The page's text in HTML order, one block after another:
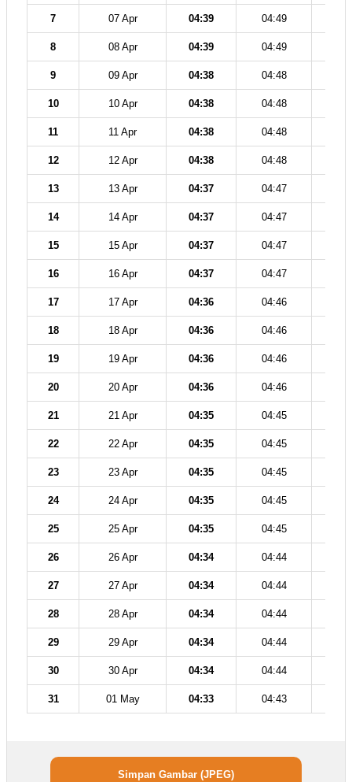
7 07 Apr 04:39 04:49
8 08 Apr 04:39 04:49
9 09 Apr 04:38 04:48
10 10 Apr 04:38 04:48
11 11 Apr 04:38 04:48
12 12 Apr 04:38 04:48
13 13 Apr 04:37 04:47
14 14 Apr 04:37 04:47
15 15 Apr 04:37 04:47
16 16 Apr 04:37 04:47
17 17 Apr 04:36 04:46
18 18 Apr 04:36 04:46
19 19 Apr 04:36 04:46
20 20 Apr 04:36 04:46
21 21 Apr 04:35 04:45
22 22 Apr 04:35 04:45
23 23 Apr 04:35 04:45
24 24 Apr 04:35 04:45
25 25 Apr 04:35 04:45
26 26 Apr 04:34 04:44
27 27 Apr 04:34 04:44
28 28 Apr 04:34 04:44
29 29 Apr 04:34 04:44
30 30 Apr 04:34 04:44
31 01 May 04:33 04:43
Simpan Gambar (JPEG)